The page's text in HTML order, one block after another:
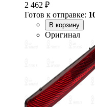
2 462 ₽
Готов к отправке:
В корзину
Оригинал